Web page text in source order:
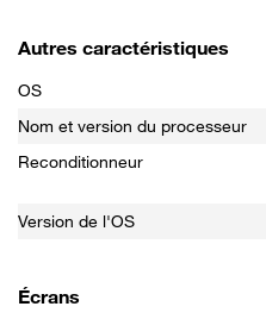
Autres caractéristiques
OS
Nom et version du processeur
Reconditionneur
Version de l'OS
Écrans